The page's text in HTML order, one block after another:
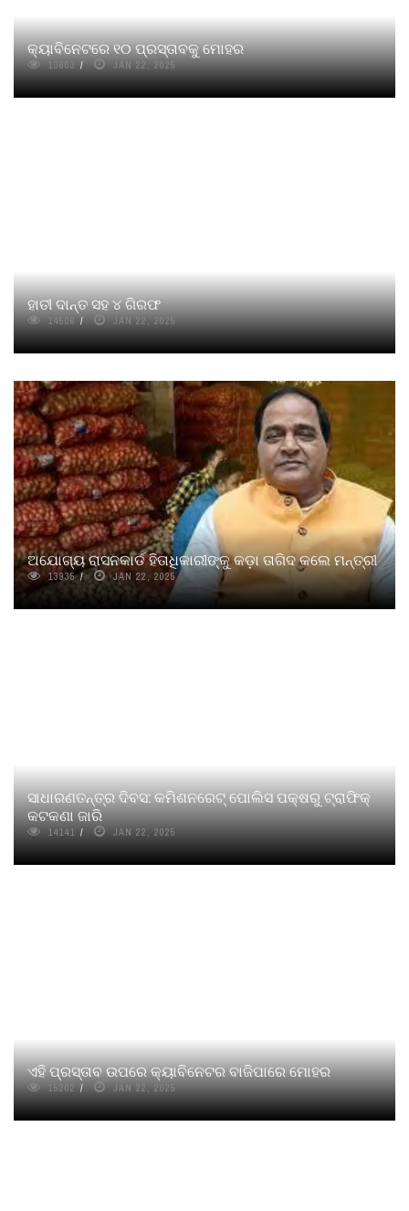
କ୍ୟାବିନେଟରେ ୧୦ ପ୍ରସ୍ତାବକୁ ମୋହର
13603 JAN 22, 2025
ହାତୀ ଦାନ୍ତ ସହ ୪ ଗିରଫ
14506 JAN 22, 2025
ଅଯୋଗ୍ୟ ରାସନକାର୍ଡ ହିତାଧିକାରୀଙ୍କୁ କଡ଼ା ତାଗିଦ କଲେ ମନ୍ତ୍ରୀ
13935 JAN 22, 2025
ସାଧାରଣତନ୍ତ୍ର ଦିବସ: କମିଶନରେଟ୍‌ ପୋଲିସ ପକ୍ଷରୁ ଟ୍ରାଫିକ୍‌
କଟକଣା ଜାରି
14141 JAN 22, 2025
ଏହି ପ୍ରସ୍ତାବ ଉପରେ କ୍ୟାବିନେଟର ବାଜିପାରେ ମୋହର
15202 JAN 22, 2025